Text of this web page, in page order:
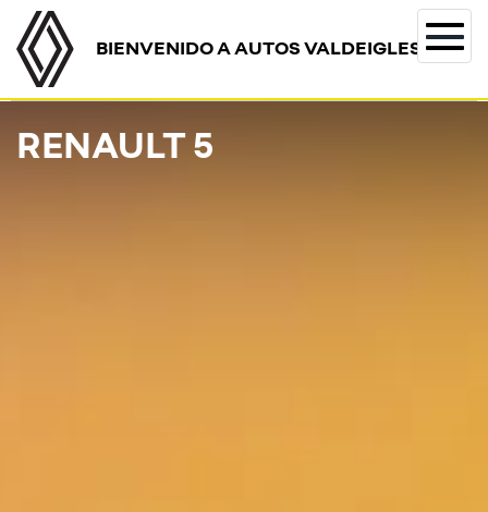
BIENVENIDO A AUTOS VALDEIGLESIAS
RENAULT 5